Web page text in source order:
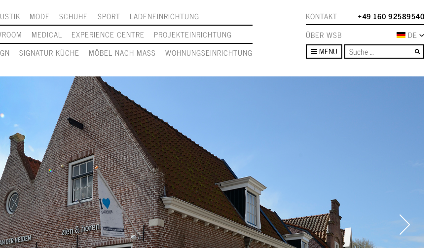
MODE SCHUHE SPORT
LADENEINRICHTUNG
MEDICAL EXPERIENCE CENTRE
PROJEKTEINRICHTUNG
SIGNATUR KÜCHE MÖBEL NACH MASS WOHNUNGSEINRICHTUNG
KONTAKT
+49 160 92589540
ÜBER WSB
DE
MENU